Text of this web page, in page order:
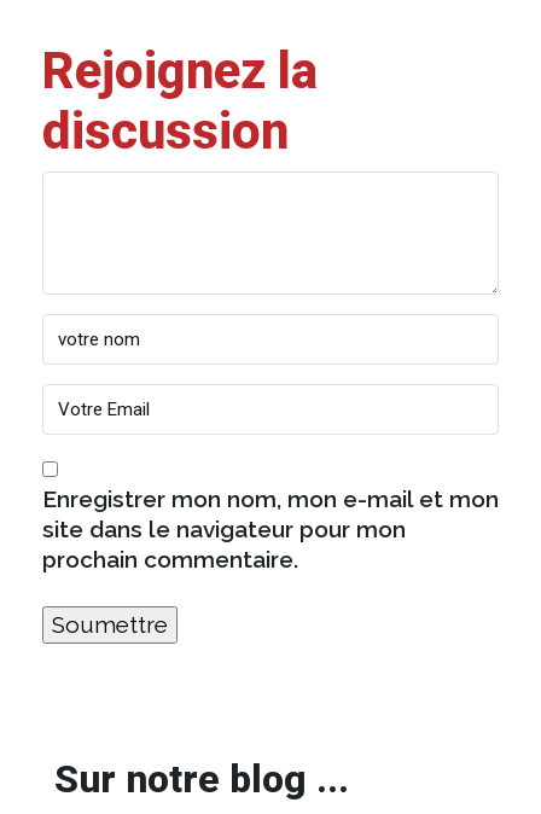
Rejoignez la
discussion
Enregistrer mon nom, mon e-mail et mon
site dans le navigateur pour mon
prochain commentaire.
Sur notre blog ...